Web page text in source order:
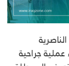
عملية جراحية